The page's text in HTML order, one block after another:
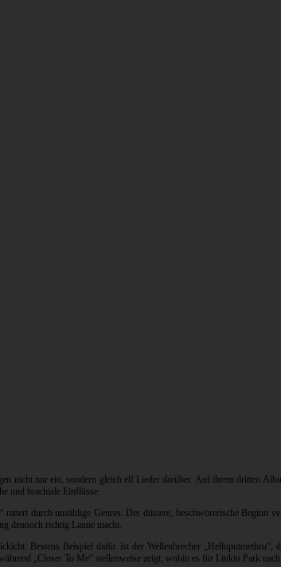
nicht nur ein, sondern gleich elf Lieder darüber. Auf ihrem dritten
und brachiale Einflüsse.
durch unzählige Genres. Der düstere, beschwörerische Beginn
dennoch richtig Laune macht.
Bestens Beispiel dafür ist der Wellenbrecher „Helluputmethru“,
„Closer To Me“ stellenweise zeigt, wohin es für Linkin Park